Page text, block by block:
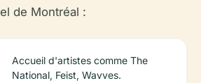
de Montréal :
Accueil d'artistes comme The
National, Feist, Wavves.